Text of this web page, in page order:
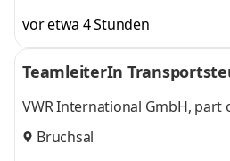
vor etwa 4 Stunden
TeamleiterIn
VWR International GmbH, part
Bruchsal